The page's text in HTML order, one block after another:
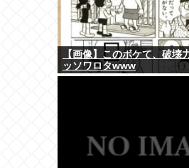
【画像】このボケて、破壊
ッソワロタwww